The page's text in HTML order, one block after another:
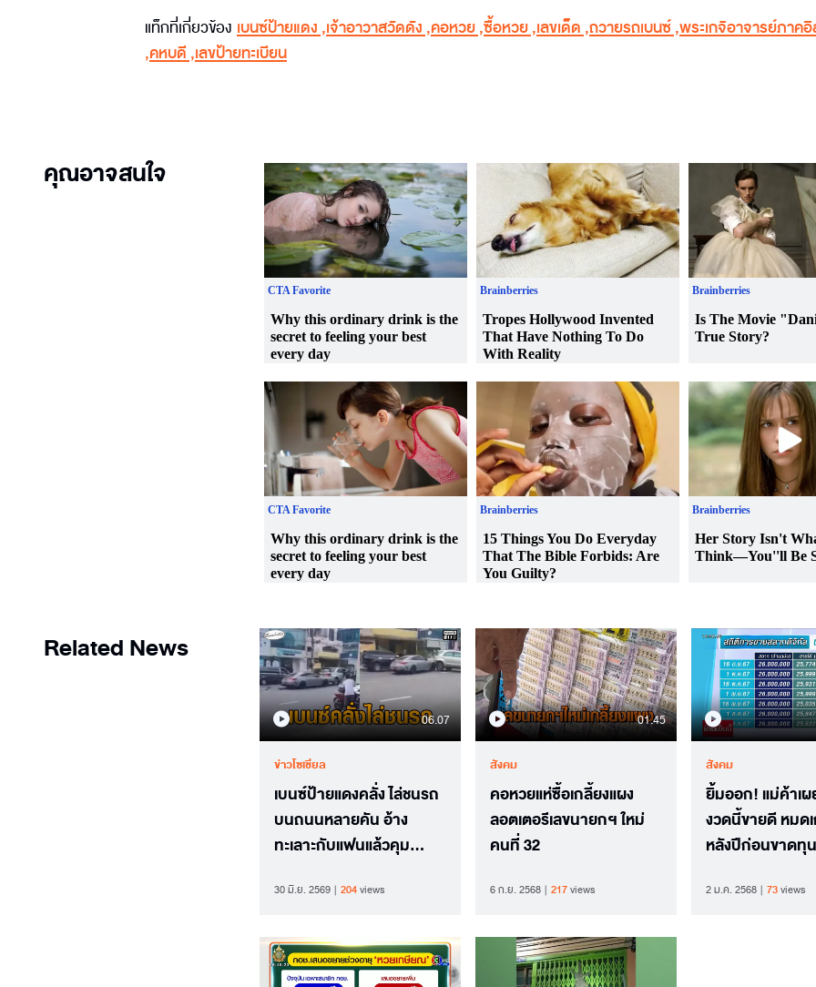
แท็กที่เกี่ยวข้อง เบนซ์ป้ายแดง ,เจ้าอาวาสวัดดัง ,คอหวย,ซื้อหวย,เลขเด็ด ,ถวายรถเบนซ์,พระเกจิอาจารย์ภาค
,คหบดี ,เลขป้ายทะเบียน
คุณอาจสนใจ
Related News
06.07
ข่าวโซเชียล
เบนซ์ป้ายแดงคลั่ง ไล่ชนรถ
บนถนนหลายคัน อ้าง
ทะเลาะกับแฟนแล้วคุม
30 มิ.ย. 2569 204views
01.45
สังคม
คอหวยแห่ซื้อเกลี้ยงแผง
ลอตเตอรีเลขนายกฯ ใหม่
คนที่ 32
6 ก.ย. 2568 217views
สังคม
ยิ้มออก! แม่ค้าเ
งวดนี้ขายดี หมด
หลังปีก่อนขาดทุ
2 ม.ค. 2568 73views